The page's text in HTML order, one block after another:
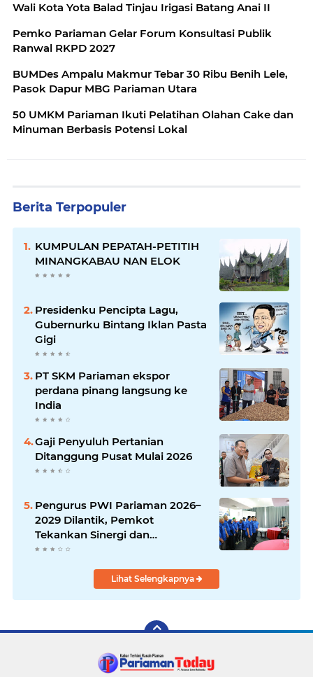
Wali Kota Yota Balad Tinjau Irigasi Batang Anai II
Pemko Pariaman Gelar Forum Konsultasi Publik
Ranwal RKPD 2027
BUMDes Ampalu Makmur Tebar 30 Ribu Benih Lele,
Pasok Dapur MBG Pariaman Utara
50 UMKM Pariaman Ikuti Pelatihan Olahan Cake dan
Minuman Berbasis Potensi Lokal
Berita Terpopuler
KUMPULAN PEPATAH-PETITIH
MINANGKABAU NAN ELOK
Presidenku Pencipta Lagu,
Gubernurku Bintang Iklan Pasta
Gigi
PT SKM Pariaman ekspor
perdana pinang langsung ke
India
Gaji Penyuluh Pertanian
Ditanggung Pusat Mulai 2026
Pengurus PWI Pariaman 2026–
2029 Dilantik, Pemkot
Tekankan Sinergi dan
Profesionalisme Pers
Lihat Selengkapnya